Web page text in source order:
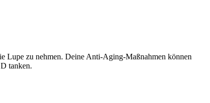
Lupe zu nehmen. Deine Anti-Aging-Maßnahmen können
tanken.